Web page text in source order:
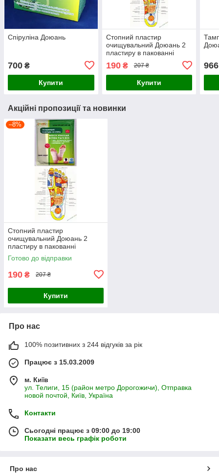
Спіруліна Доюань
700 ₴
Купити
Стопний пластир
очищувальний Доюань 2
пластиру в пакованні
190₴ 207 ₴
Купити
966
Акційні пропозиції та новинки
–8%
Стопний пластир
очищувальний Доюань 2
пластиру в пакованні
Готово до відправки
190 ₴ 207 ₴
Купити
Про нас
100% позитивних з 244 відгуків за рік
Працює з 15.03.2009
м. Київ
ул. Телиги, 15 (район метро Дорогожичи), Отправка
новой почтой, Київ, Україна
Контакти
Сьогодні працює з 09:00 до 19:00
Показати весь графік роботи
Про нас